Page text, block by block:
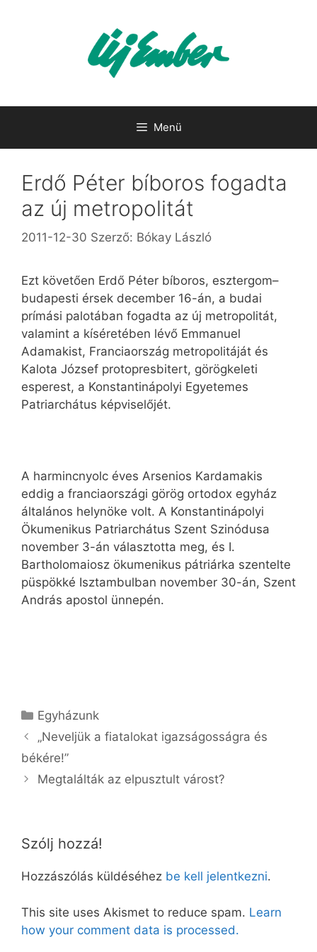
Menü
Erdő Péter bíboros fogadta
az új metropolitát
2011-12-30 Szerző: Bókay László
Ezt követően Erdő Péter bíboros, esztergom–
budapesti érsek december 16-án, a budai
prímási palotában fogadta az új metropolitát,
valamint a kíséretében lévő Emmanuel
Adamakist, Franciaország metropolitáját és
Kalota József protopresbitert, görögkeleti
esperest, a Konstantinápolyi Egyetemes
Patriarchátus képviselőjét.
A harmincnyolc éves Arsenios Kardamakis
eddig a franciaországi görög ortodox egyház
általános helynöke volt. A Konstantinápolyi
Ökumenikus Patriarchátus Szent Szinódusa
november 3-án választotta meg, és I.
Bartholomaiosz ökumenikus pátriárka szentelte
püspökké Isztambulban november 30-án, Szent
András apostol ünnepén.
Kategória
Egyházunk
„Neveljük a fiatalokat igazságosságra és
békére!”
Megtalálták az elpusztult várost?
Szólj hozzá!
Hozzászólás küldéséhez be kell jelentkezni.
This site uses Akismet to reduce spam. Learn
how your comment data is processed.